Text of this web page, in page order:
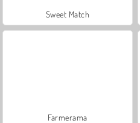
Sweet Match
Farmerama